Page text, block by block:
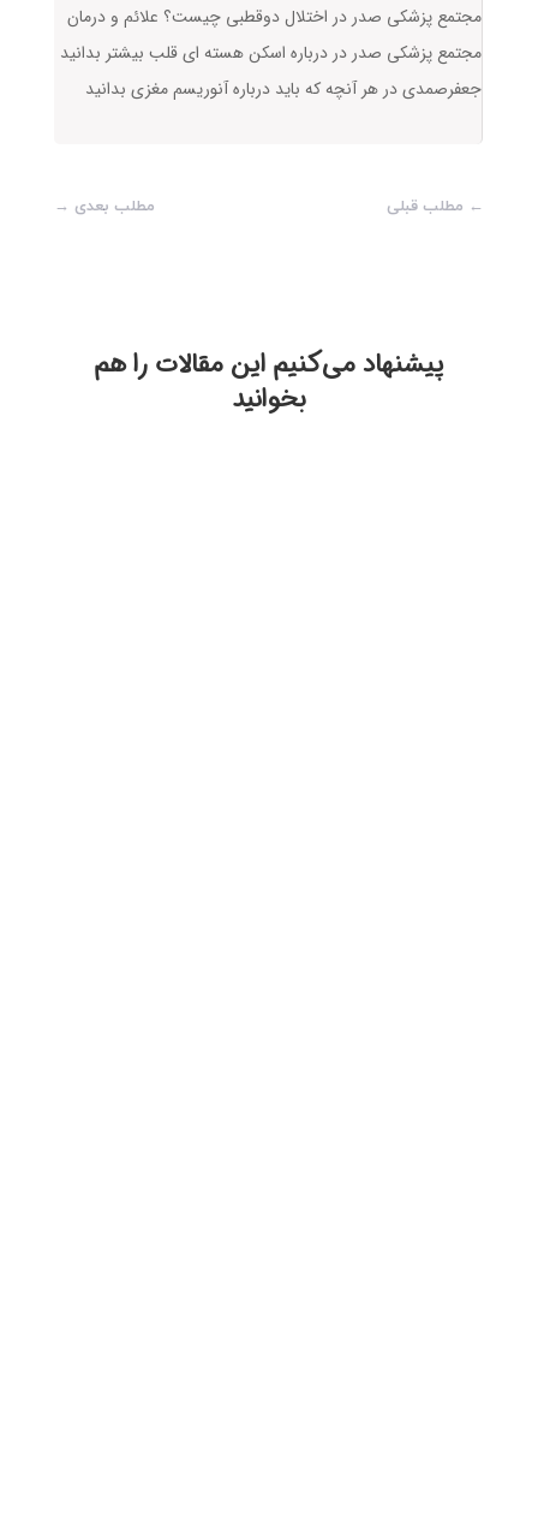
مجتمع پزشکی صدر در اختلال دوقطبی چیست؟ علائم و درمان
مجتمع پزشکی صدر در درباره اسکن هسته ای قلب بیشتر بدانید
جعفرصمدیدر هر آنچه که باید درباره آنوریسم مغزی بدانید
← مطلب قبلی مطلب بعدی →
پیشنهاد می‌‎کنیم این مقالات را هم
بخوانید